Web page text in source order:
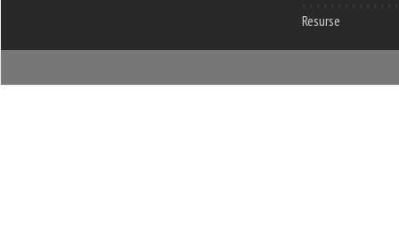
Resurse